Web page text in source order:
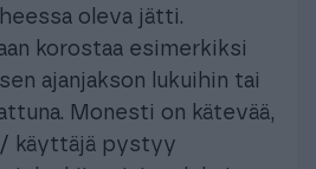
oleva jätti.
korostaa esimerkiksi
ajanjakson lukuihin tai
Monesti on kätevää,
käyttäjä pystyy